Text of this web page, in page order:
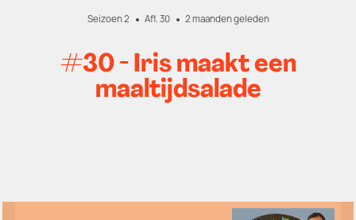
Seizoen 2 Afl. 30 2 maanden geleden
#30 - Iris maakt een
maaltijdsalade